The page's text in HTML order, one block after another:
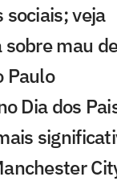
sociais; veja
mau
Paulo
Dia dos